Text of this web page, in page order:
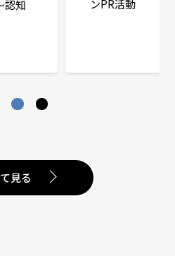
見る